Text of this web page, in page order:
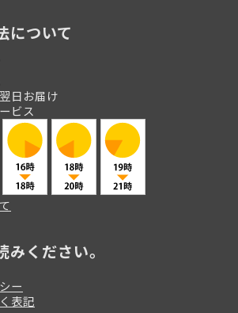
について
日お届け
ビス
ください。
ー
表記